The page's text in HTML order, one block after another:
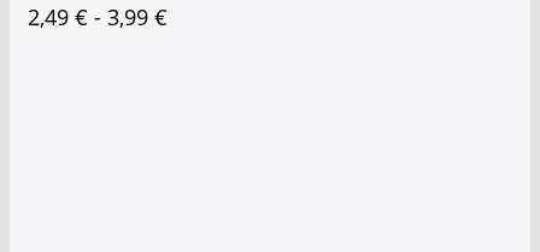
2,49 € - 3,99 €